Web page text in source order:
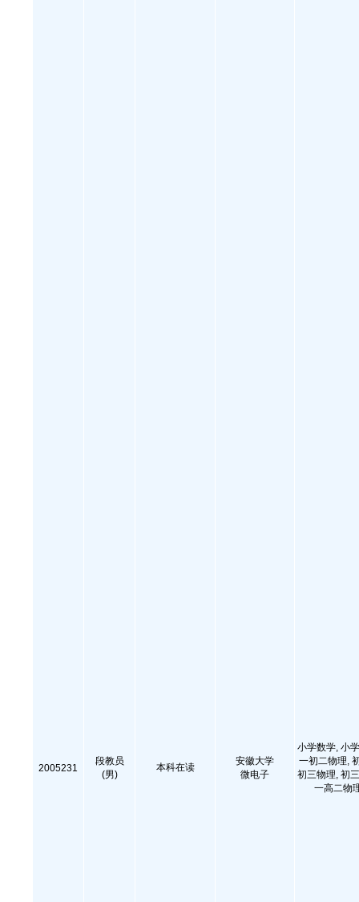
2005231
段教员
(男)
本科在读
安徽大学
微电子
小学数学, 小
一初二物理,
初三物理, 初
一高二物